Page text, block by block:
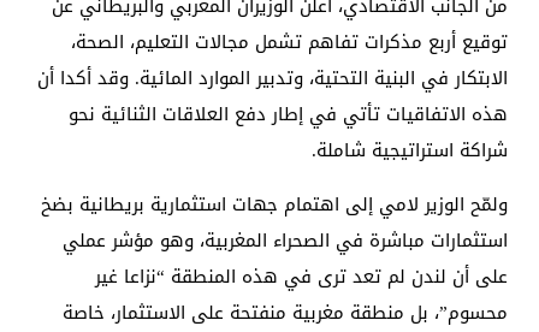
توقيع أربع مذكرات تفاهم تشمل مجالات التعليم، الصحة،
الابتكار في البنية التحتية، وتدبير الموارد المائية. وقد أكدا أن
هذه الاتفاقيات تأتي في إطار دفع العلاقات الثنائية نحو
شراكة استراتيجية شاملة.
ولمّح الوزير لامي إلى اهتمام جهات استثمارية بريطانية بضخ
استثمارات مباشرة في الصحراء المغربية، وهو مؤشر عملي
على أن لندن لم تعد ترى في هذه المنطقة “نزاعا غير
محسوم”، بل منطقة مغربية منفتحة على الاستثمار، خاصة